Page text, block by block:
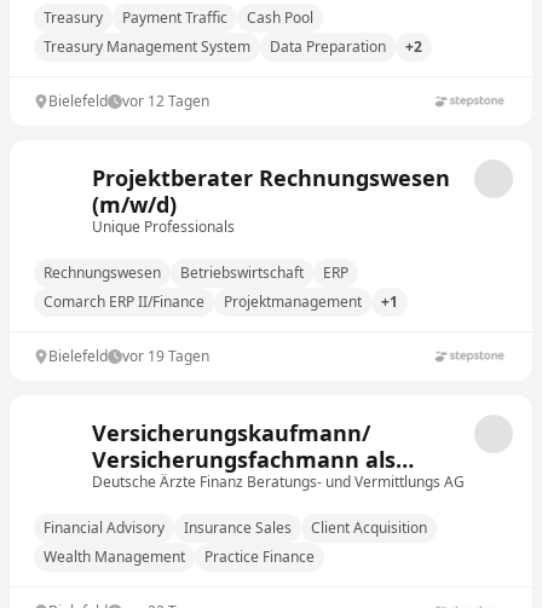
Treasury Payment Traffic
Cash Pool
Treasury Management System
Data Preparation +2
Bielefeld vor 12 Tagen
Projektberater Rechnungswesen
(m/w/d)
Unique Professionals
Rechnungswesen Betriebswirtschaft
ERP
Comarch ERP II/Finance
Projektmanagement +1
Bielefeld vor 19 Tagen
Versicherungskaufmann/
Versicherungsfachmann als
Finanzberater für Ärzte (m/w/d)
Deutsche Ärzte Finanz Beratungs- und Vermittlungs AG
Financial Advisory Insurance Sales
Client Acquisition
Wealth Management
Practice Finance